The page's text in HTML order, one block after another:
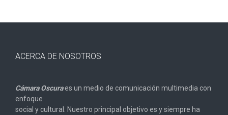
ACERCA DE NOSOTROS
Cámara Oscuraes un medio de comunicación multimedia con
enfoque
social y cultural. Nuestro principal objetivo es y siempre ha